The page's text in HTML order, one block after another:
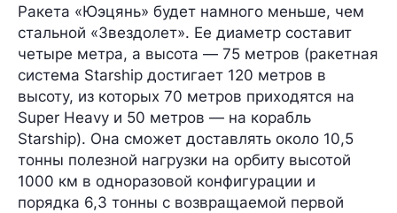
Ракета «Юэцянь» будет намного меньше, чем
стальной «Звездолет». Ее диаметр составит
четыре метра, а высота — 75 метров (ракетная
система Starship достигает 120 метров в
высоту, из которых 70 метров приходятся на
Super Heavy и 50 метров — на корабль
Starship). Она сможет доставлять около 10,5
тонны полезной нагрузки на орбиту высотой
1000 км в одноразовой конфигурации и
порядка 6,3 тонны с возвращаемой первой